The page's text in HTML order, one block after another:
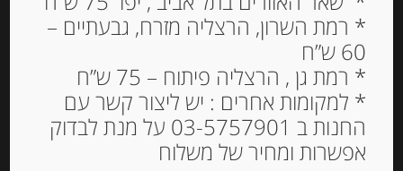
סלסילת קש מרופדת בד
משובץ אדום-לבן
₪70.00
הוספה לסל
* רמת השרון, הרצליה מזרח, גבעתיים –
60 ש”ח
* רמת גן , הרצליה פיתוח – 75 ש”ח
* למקומות אחרים : יש ליצור קשר עם
החנות ב 03-5757901 על מנת לבדוק
אפשרות ומחיר של משלוח